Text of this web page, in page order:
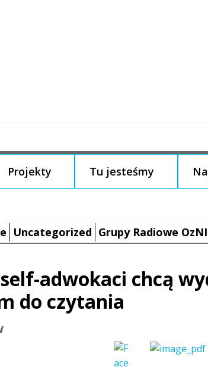
Projekty Tu jesteśmy
Uncategorized Grupy Radiowe OzNI
self-adwokaci chcą
do czytania